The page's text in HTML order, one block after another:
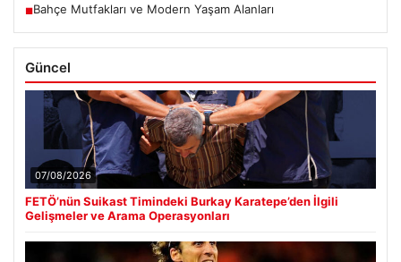
■Bahçe Mutfakları ve Modern Yaşam Alanları
Güncel
07/08/2026
FETÖ’nün Suikast Timindeki Burkay Karatepe’den İlgili
Gelişmeler ve Arama Operasyonları